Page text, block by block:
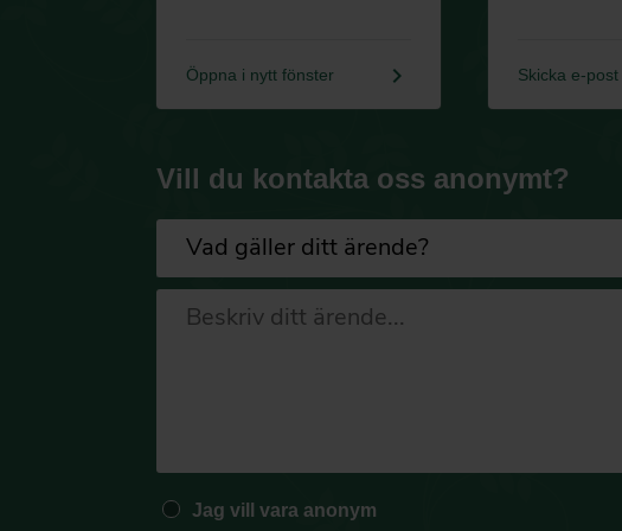
Öppna i nytt fönster keyboard_arrow_right Skicka e-post
Vill du kontakta oss anonymt?
Jag vill vara anonym